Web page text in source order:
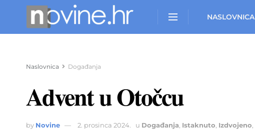
NASLOVNICA
Naslovnica Događanja
Advent u Otočcu
by Novine 2. prosinca 2024. u Događanja Istaknuto Izdvojeno